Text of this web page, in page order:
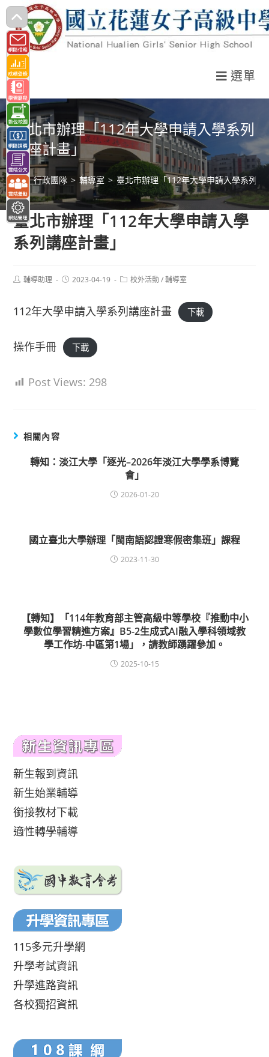
跳
轉
至
主
要
內
容
選單
臺北市辦理「112年大學申請入學系列
講座計畫」
> 行政團隊 > 輔導室 > 臺北市辦理「112年大學申請入學系列講
臺北市辦理「112年大學申請入學
系列講座計畫」
Post輔導助理
Post2023-04-19
Post校外活動 / 輔導室
112年大學申請入學系列講座計畫 下載
操作手冊 下載
Post Views: 298
相關內容
轉知：淡江大學「逐光–2026年淡江大學學系博覽
會」
2026-01-20
國立臺北大學辦理「閩南語認證寒假密集班」課程
2023-11-30
【轉知】「114年教育部主管高級中等學校『推動中小
學數位學習精進方案』B5-2生成式AI融入學科領域教
學工作坊-中區第1場」，請教師踴躍參加。
2025-10-15
新生報到資訊
新生始業輔導
銜接教材下載
適性轉學輔導
115多元升學網
升學考試資訊
升學進路資訊
各校獨招資訊